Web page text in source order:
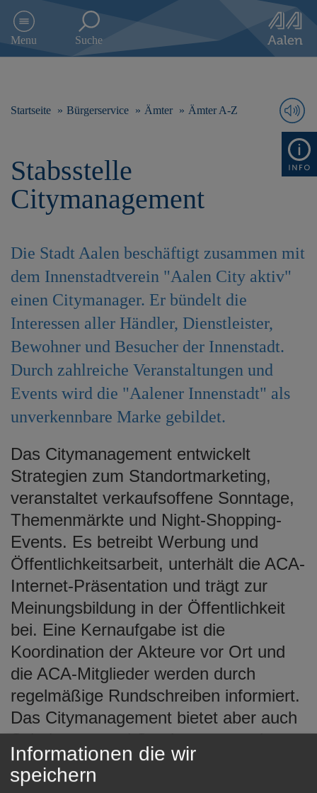
e
Menu Suche
Startseite Bürgerservice Ämter Ämter A-Z
Stabsstelle
Citymanagement
Die Stadt Aalen beschäftigt zusammen mit
dem Innenstadtverein "Aalen City aktiv"
einen Citymanager. Er bündelt die
Interessen aller Händler, Dienstleister,
Bewohner und Besucher der Innenstadt.
Durch zahlreiche Veranstaltungen und
Events wird die "Aalener Innenstadt" als
unverkennbare Marke gebildet.
Das Citymanagement entwickelt
Strategien zum Standortmarketing,
veranstaltet verkaufsoffene Sonntage,
Themenmärkte und Night-Shopping-
Events. Es betreibt Werbung und
Öffentlichkeitsarbeit, unterhält die ACA-
Internet-Präsentation und trägt zur
Meinungsbildung in der Öffentlichkeit
bei. Eine Kernaufgabe ist die
Koordination der Akteure vor Ort und
die ACA-Mitglieder werden durch
regelmäßige Rundschreiben informiert.
Das Citymanagement bietet aber auch
Schulungen und Seminare an und
arbeitet mit anderen Organisationen
und Wirtschaftsunternehmen auf
Informationen die wir
speichern